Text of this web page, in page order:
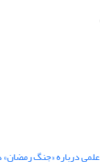
علمی درباره «جنگ